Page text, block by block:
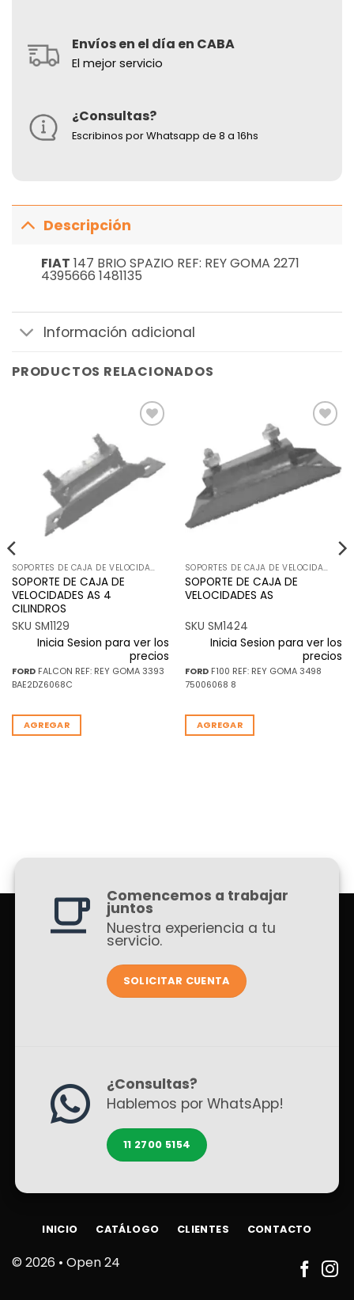
Envíos en el día en CABA
El mejor servicio
¿Consultas?
Escribinos por Whatsapp de 8 a 16hs
Descripción
FIAT 147 BRIO SPAZIO REF: REY GOMA 2271
4395666 1481135
Información adicional
PRODUCTOS RELACIONADOS
lista de
deseos
SOPORTES DE CAJA DE VELOCIDADES
SOPORTE DE CAJA DE
VELOCIDADES AS 4
CILINDROS
SKU SM1129
Inicia Sesion para ver los
precios
FORDFALCON REF: REY GOMA 3393
BAE2DZ6068C
AGREGAR
a la
lista de
deseos
SOPORTES DE CAJA DE VELOCIDADES
SOPORTE DE CAJA DE
VELOCIDADES AS
SKU SM1424
Inicia Sesion para ver los
precios
FORDF100 REF: REY GOMA 3498
75006068 8
AGREGAR
Comencemos a trabajar
juntos
Nuestra experiencia a tu
servicio.
SOLICITAR CUENTA
¿Consultas?
Hablemos por WhatsApp!
11 2700 5154
© 2026 • Open 24
INICIO CATÁLOGO CLIENTES CONTACTO